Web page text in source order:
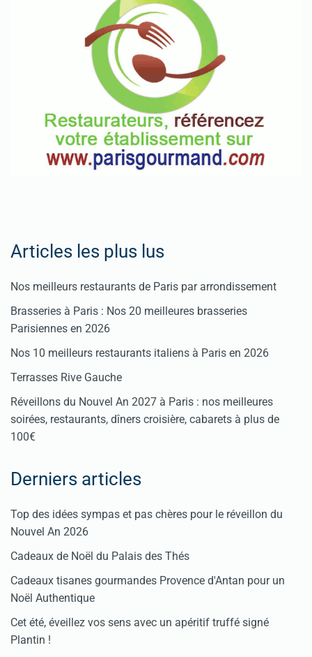
Articles les plus lus
Nos meilleurs restaurants de Paris par arrondissement
Brasseries à Paris : Nos 20 meilleures brasseries
Parisiennes en 2026
Nos 10 meilleurs restaurants italiens à Paris en 2026
Terrasses Rive Gauche
Réveillons du Nouvel An 2027 à Paris : nos meilleures
soirées, restaurants, dîners croisière, cabarets à plus de
100€
Derniers articles
Top des idées sympas et pas chères pour le réveillon du
Nouvel An 2026
Cadeaux de Noël du Palais des Thés
Cadeaux tisanes gourmandes Provence d'Antan pour un
Noël Authentique
Cet été, éveillez vos sens avec un apéritif truffé signé
Plantin !